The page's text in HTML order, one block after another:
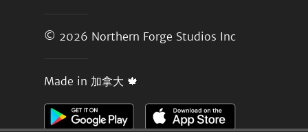
© 2026 Northern Forge Studios Inc
Made in 加拿大 🍁